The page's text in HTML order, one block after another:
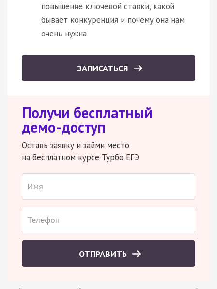
повышение ключевой ставки, какой
бывает конкуренция и почему она нам
очень нужна
ЗАПИСАТЬСЯ
Получи бесплатный
демо-доступ
Оставь заявку и займи место
на бесплатном курсе Турбо ЕГЭ
ОТПРАВИТЬ